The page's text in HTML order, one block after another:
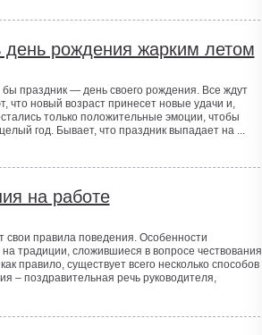
день рождения жарким летом
праздник — день своего рождения. Все ждут
что новый возраст принесет новые удачи и,
только положительные эмоции, чтобы
год. Бывает, что праздник выпадает на ...
на работе
свои правила поведения. Особенности
традиции, сложившиеся в вопросе чествования
правило, существует всего несколько способов
– поздравительная речь руководителя,